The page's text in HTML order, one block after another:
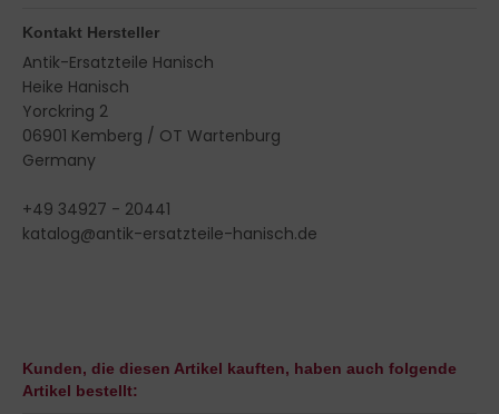
Kontakt Hersteller
Antik-Ersatzteile Hanisch
Heike Hanisch
Yorckring 2
06901 Kemberg / OT Wartenburg
Germany
+49 34927 - 20441
katalog@antik-ersatzteile-hanisch.de
Kunden, die diesen Artikel kauften, haben auch folgende
Artikel bestellt: